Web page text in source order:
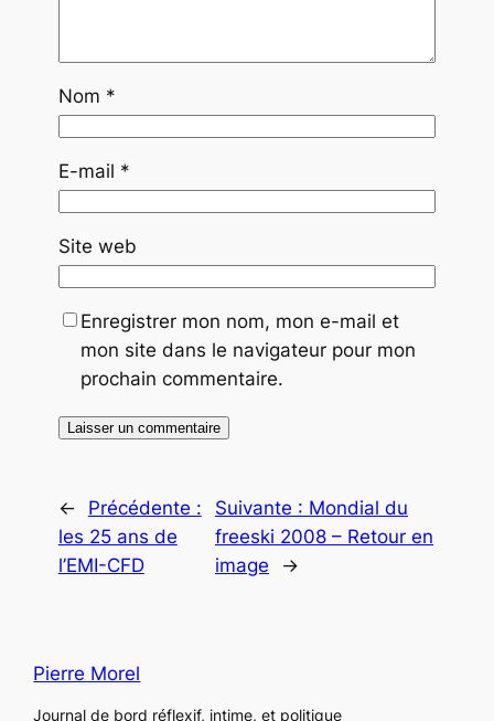
Nom *
E-mail *
Site web
Enregistrer mon nom, mon e-mail et
mon site dans le navigateur pour mon
prochain commentaire.
←
Précédente :
les 25 ans de
l’EMI-CFD
Suivante : Mondial du
freeski 2008 – Retour en
image
→
Pierre Morel
Journal de bord réflexif, intime, et politique